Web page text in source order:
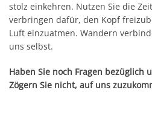
stolz einkehren. Nutzen Sie die
verbringen dafür, den Kopf
Luft einzuatmen. Wandern
uns selbst.
Haben Sie noch Fragen bezüglich
Zögern Sie nicht, auf uns